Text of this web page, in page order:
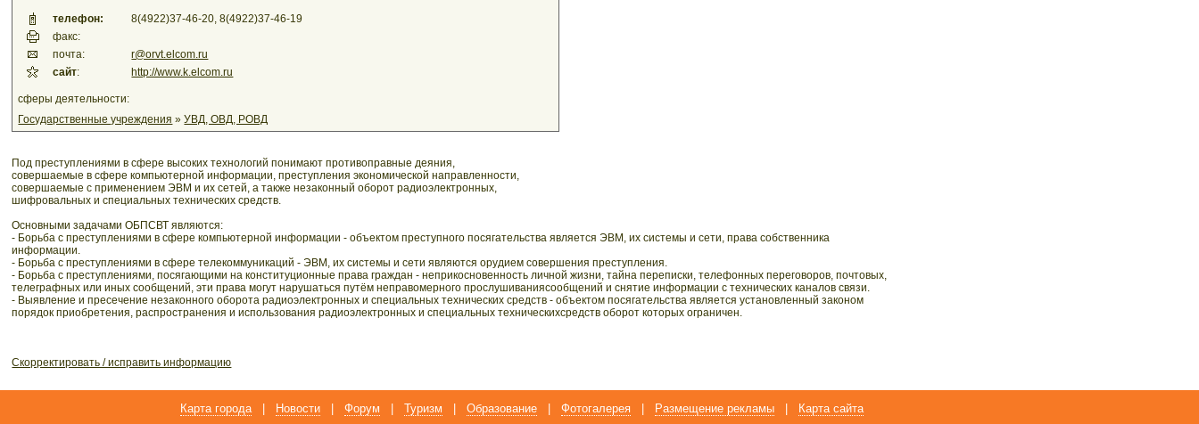
телефон:
8(4922)37-46-20, 8(4922)37-46-19
факс:
почта:
r@orvt.elcom.ru
сайт: http://www.k.elcom.ru
сферы деятельности:
Государственные учреждения »УВД, ОВД, РОВД
Под преступлениями в сфере высоких технологий понимают противоправные деяния,
совершаемые в сфере компьютерной информации, преступления экономической направленности,
совершаемые с применением ЭВМ и их сетей, а также незаконный оборот радиоэлектронных,
шифровальных и специальных технических средств.
Основными задачами ОБПСВТ являются:
- Борьба с преступлениями в сфере компьютерной информации - объектом преступного посягательства является ЭВМ, их системы и сети, права собственника
информации.
- Борьба с преступлениями в сфере телекоммуникаций - ЭВМ, их системы и сети являются орудием совершения преступления.
- Борьба с преступлениями, посягающими на конституционные права граждан - неприкосновенность личной жизни, тайна переписки, телефонных переговоров, почтовых,
телеграфных или иных сообщений, эти права могут нарушаться путём неправомерного прослушиваниясообщений и снятие информации с технических каналов связи.
- Выявление и пресечение незаконного оборота радиоэлектронных и специальных технических средств - объектом посягательства является установленный законом
порядок приобретения, распространения и использования радиоэлектронных и специальных техническихсредств оборот которых ограничен.
Скорректировать / исправить информацию
Карта города Новости Форум Туризм Образование Фотогалерея Размещение рекламы Карта сайта